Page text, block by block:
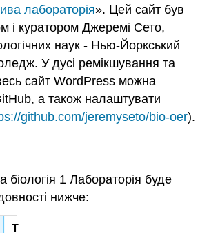
лабораторія». Цей сайт був
і куратором Джеремі Сето,
наук - Нью-Йоркський
У дусі ремікшування та
сайт WordPress можна
а також налаштувати
github.com/jeremyseto/bio-oer).
біологія 1 Лабораторія буде
нижче:
Т